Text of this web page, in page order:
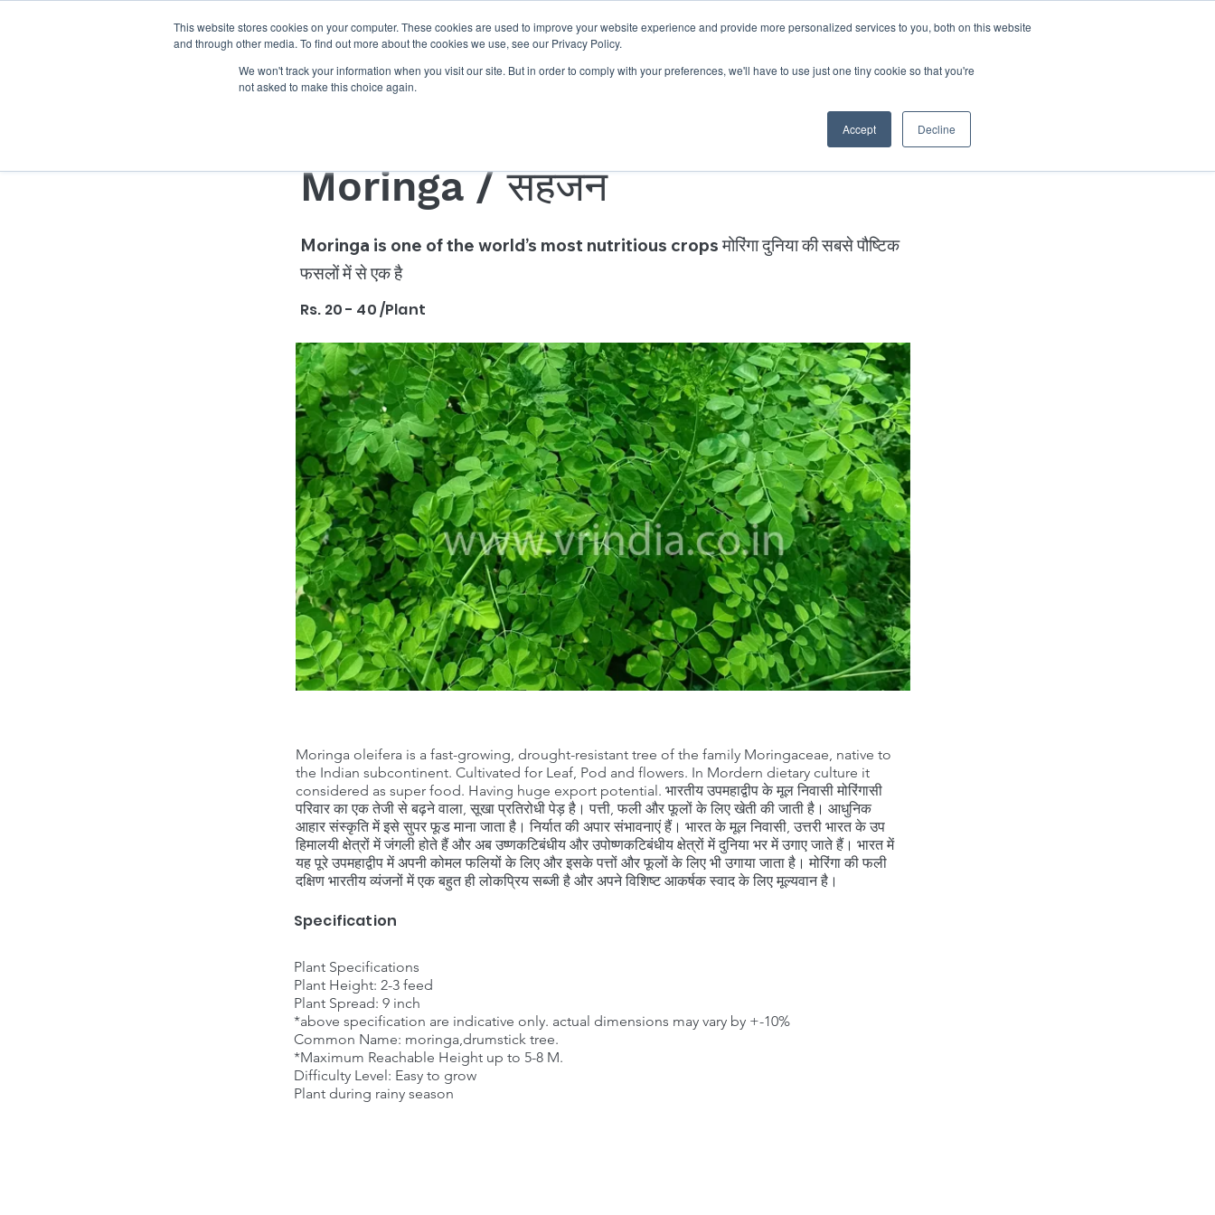
This website stores cookies on your computer. These cookies are used to improve your website experience and provide more personalized services to you, both on this website
and through other media. To find out more about the cookies we use, see our Privacy Policy.
We won't track your information when you visit our site. But in order to comply with your preferences, we'll have to use just one tiny cookie so that you're
not asked to make this choice again.
Accept Decline
Home Get Quote Businesses Shop Book Online
Moringa / सहजन
Moringa is one of the world’s most nutritious crops मोरिंगा दुनिया की सबसे पौष्टिक
फसलों में से एक है
Rs. 20 - 40 /Plant
Moringa oleifera is a fast-growing, drought-resistant tree of the family Moringaceae, native to
the Indian subcontinent. Cultivated for Leaf, Pod and flowers. In Mordern dietary culture it
considered as super food. Having huge export potential. भारतीय उपमहाद्वीप के मूल निवासी मोरिंगासी
परिवार का एक तेजी से बढ़ने वाला, सूखा प्रतिरोधी पेड़ है। पत्ती, फली और फूलों के लिए खेती की जाती है। आधुनिक
आहार संस्कृति में इसे सुपर फूड माना जाता है। निर्यात की अपार संभावनाएं हैं। भारत के मूल निवासी, उत्तरी भारत के उप
हिमालयी क्षेत्रों में जंगली होते हैं और अब उष्णकटिबंधीय और उपोष्णकटिबंधीय क्षेत्रों में दुनिया भर में उगाए जाते हैं। भारत में
यह पूरे उपमहाद्वीप में अपनी कोमल फलियों के लिए और इसके पत्तों और फूलों के लिए भी उगाया जाता है। मोरिंगा की फली
दक्षिण भारतीय व्यंजनों में एक बहुत ही लोकप्रिय सब्जी है और अपने विशिष्ट आकर्षक स्वाद के लिए मूल्यवान है।
Specification
Plant Specifications
Plant Height: 2-3 feed
Plant Spread: 9 inch
*above specification are indicative only. actual dimensions may vary by +-10%
Common Name: moringa,drumstick tree.
*Maximum Reachable Height up to 5-8 M.
Difficulty Level: Easy to grow
Plant during rainy season